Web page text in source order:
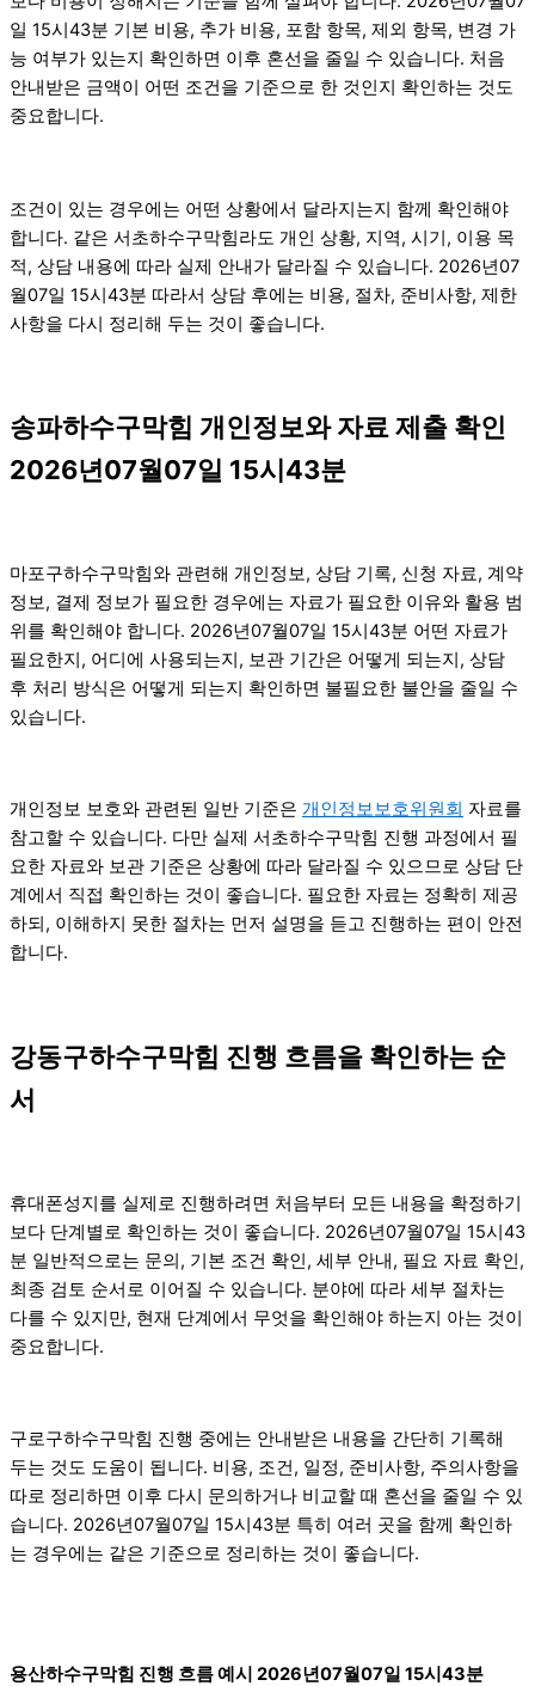
일 15시43분 기본 비용, 추가 비용, 포함 항목, 제외 항목, 변경 가
능 여부가 있는지 확인하면 이후 혼선을 줄일 수 있습니다. 처음
안내받은 금액이 어떤 조건을 기준으로 한 것인지 확인하는 것도
중요합니다.
조건이 있는 경우에는 어떤 상황에서 달라지는지 함께 확인해야
합니다. 같은 서초하수구막힘라도 개인 상황, 지역, 시기, 이용 목
적, 상담 내용에 따라 실제 안내가 달라질 수 있습니다. 2026년07
월07일 15시43분 따라서 상담 후에는 비용, 절차, 준비사항, 제한
사항을 다시 정리해 두는 것이 좋습니다.
송파하수구막힘 개인정보와 자료 제출 확인
2026년07월07일 15시43분
마포구하수구막힘와 관련해 개인정보, 상담 기록, 신청 자료, 계약
정보, 결제 정보가 필요한 경우에는 자료가 필요한 이유와 활용 범
위를 확인해야 합니다. 2026년07월07일 15시43분 어떤 자료가
필요한지, 어디에 사용되는지, 보관 기간은 어떻게 되는지, 상담
후 처리 방식은 어떻게 되는지 확인하면 불필요한 불안을 줄일 수
있습니다.
개인정보 보호와 관련된 일반 기준은 개인정보보호위원회 자료를
참고할 수 있습니다. 다만 실제 서초하수구막힘 진행 과정에서 필
요한 자료와 보관 기준은 상황에 따라 달라질 수 있으므로 상담 단
계에서 직접 확인하는 것이 좋습니다. 필요한 자료는 정확히 제공
하되, 이해하지 못한 절차는 먼저 설명을 듣고 진행하는 편이 안전
합니다.
강동구하수구막힘 진행 흐름을 확인하는 순
서
휴대폰성지를 실제로 진행하려면 처음부터 모든 내용을 확정하기
보다 단계별로 확인하는 것이 좋습니다. 2026년07월07일 15시43
분 일반적으로는 문의, 기본 조건 확인, 세부 안내, 필요 자료 확인,
최종 검토 순서로 이어질 수 있습니다. 분야에 따라 세부 절차는
다를 수 있지만, 현재 단계에서 무엇을 확인해야 하는지 아는 것이
중요합니다.
구로구하수구막힘 진행 중에는 안내받은 내용을 간단히 기록해
두는 것도 도움이 됩니다. 비용, 조건, 일정, 준비사항, 주의사항을
따로 정리하면 이후 다시 문의하거나 비교할 때 혼선을 줄일 수 있
습니다. 2026년07월07일 15시43분 특히 여러 곳을 함께 확인하
는 경우에는 같은 기준으로 정리하는 것이 좋습니다.
용산하수구막힘 진행 흐름 예시 2026년07월07일 15시43분